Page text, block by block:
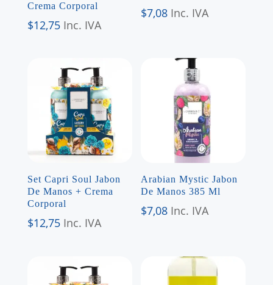
Crema Corporal
$12,75 Inc. IVA
$7,08 Inc. IVA
Set Capri Soul Jabon
De Manos + Crema
Corporal
$12,75 Inc. IVA
Arabian Mystic Jabon
De Manos 385 Ml
$7,08 Inc. IVA